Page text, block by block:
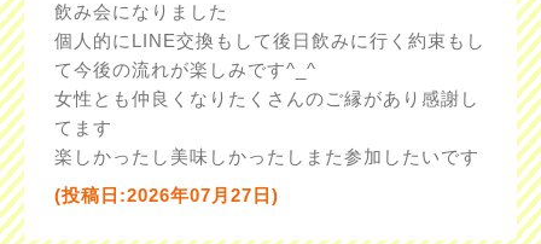
飲み会になりました
個人的にLINE交換もして後日飲みに行く約束もし
て今後の流れが楽しみです^_^
女性とも仲良くなりたくさんのご縁があり感謝し
てます
楽しかったし美味しかったしまた参加したいです
(投稿日:2026年07月27日)